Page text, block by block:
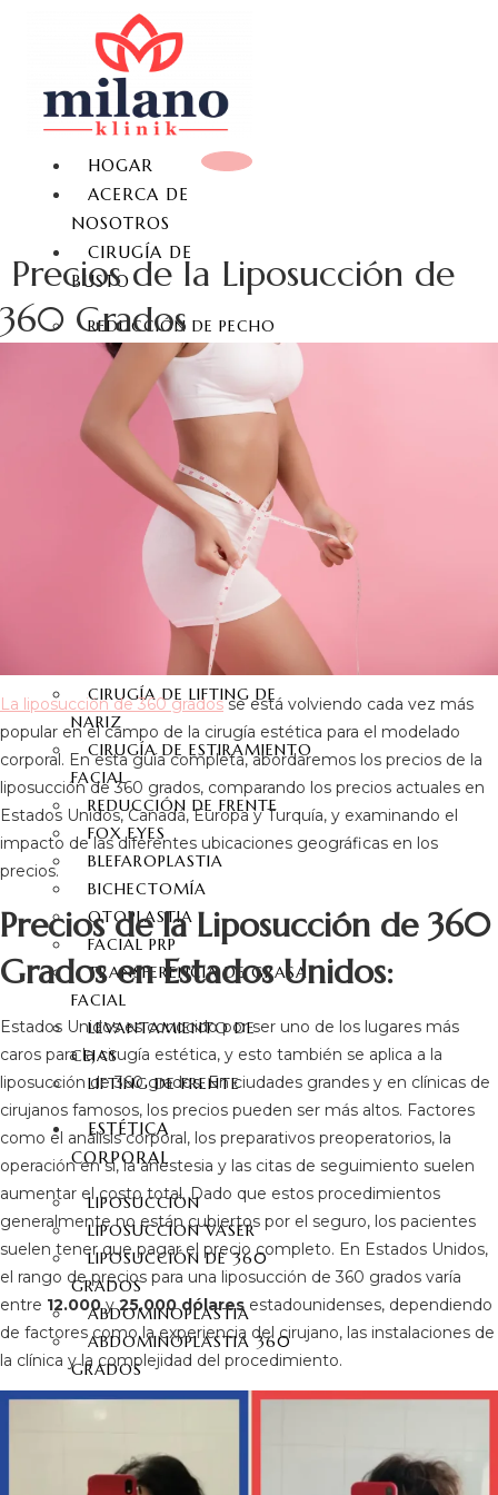
HOGAR
ACERCA DE
NOSOTROS
CIRUGÍA DE
BUSTO
REDUCCIÓN DE PECHO
LEVANTAMIENTO DE
PECHO
AUMENTO DE SENOS
IMPLANTE DE SENO
AMPLIACIÓN DE MAMAS
NO QUIRÚRGICA
REDUCCIÓN DEL PEZÓN
GINECOMASTIA
CIRUGÍA FACIAL
REVISIÓN RINOPLASTIA
CIRUGÍA DE LIFTING DE
NARIZ
CIRUGÍA DE ESTIRAMIENTO
FACIAL
REDUCCIÓN DE FRENTE
FOX EYES
BLEFAROPLASTIA
BICHECTOMÍA
OTOPLASTIA
FACIAL PRP
TRANSFERENCIA DE GRASA
FACIAL
LEVANTAMIENTO DE
CEJAS
LIFTING DE FRENTE
ESTÉTICA
CORPORAL
LIPOSUCCIÓN
LIPOSUCCION VASER
LIPOSUCCIÓN DE 360
GRADOS
ABDOMINOPLASTIA
ABDOMINOPLASTIA 360
GRADOS
MOMMY MAKEOVER
BRAQUIOPLASTIA
LIFTING DE CUELLO
Precios de la Liposucción de
360 Grados
La liposucción de 360 gradosse está volviendo cada vez más
popular en el campo de la cirugía estética para el modelado
corporal. En esta guía completa, abordaremos los precios de la
liposucción de 360 grados, comparando los precios actuales en
Estados Unidos, Canadá, Europa y Turquía, y examinando el
impacto de las diferentes ubicaciones geográficas en los
precios.
Precios de la Liposucción de 360
Grados en Estados Unidos:
Estados Unidos es conocido por ser uno de los lugares más
caros para la cirugía estética, y esto también se aplica a la
liposucción de 360 grados. En ciudades grandes y en clínicas de
cirujanos famosos, los precios pueden ser más altos. Factores
como el análisis corporal, los preparativos preoperatorios, la
operación en sí, la anestesia y las citas de seguimiento suelen
aumentar el costo total. Dado que estos procedimientos
generalmente no están cubiertos por el seguro, los pacientes
suelen tener que pagar el precio completo. En Estados Unidos,
el rango de precios para una liposucción de 360 grados varía
entre 12.000y25.000 dólares estadounidenses, dependiendo
de factores como la experiencia del cirujano, las instalaciones de
la clínica y la complejidad del procedimiento.